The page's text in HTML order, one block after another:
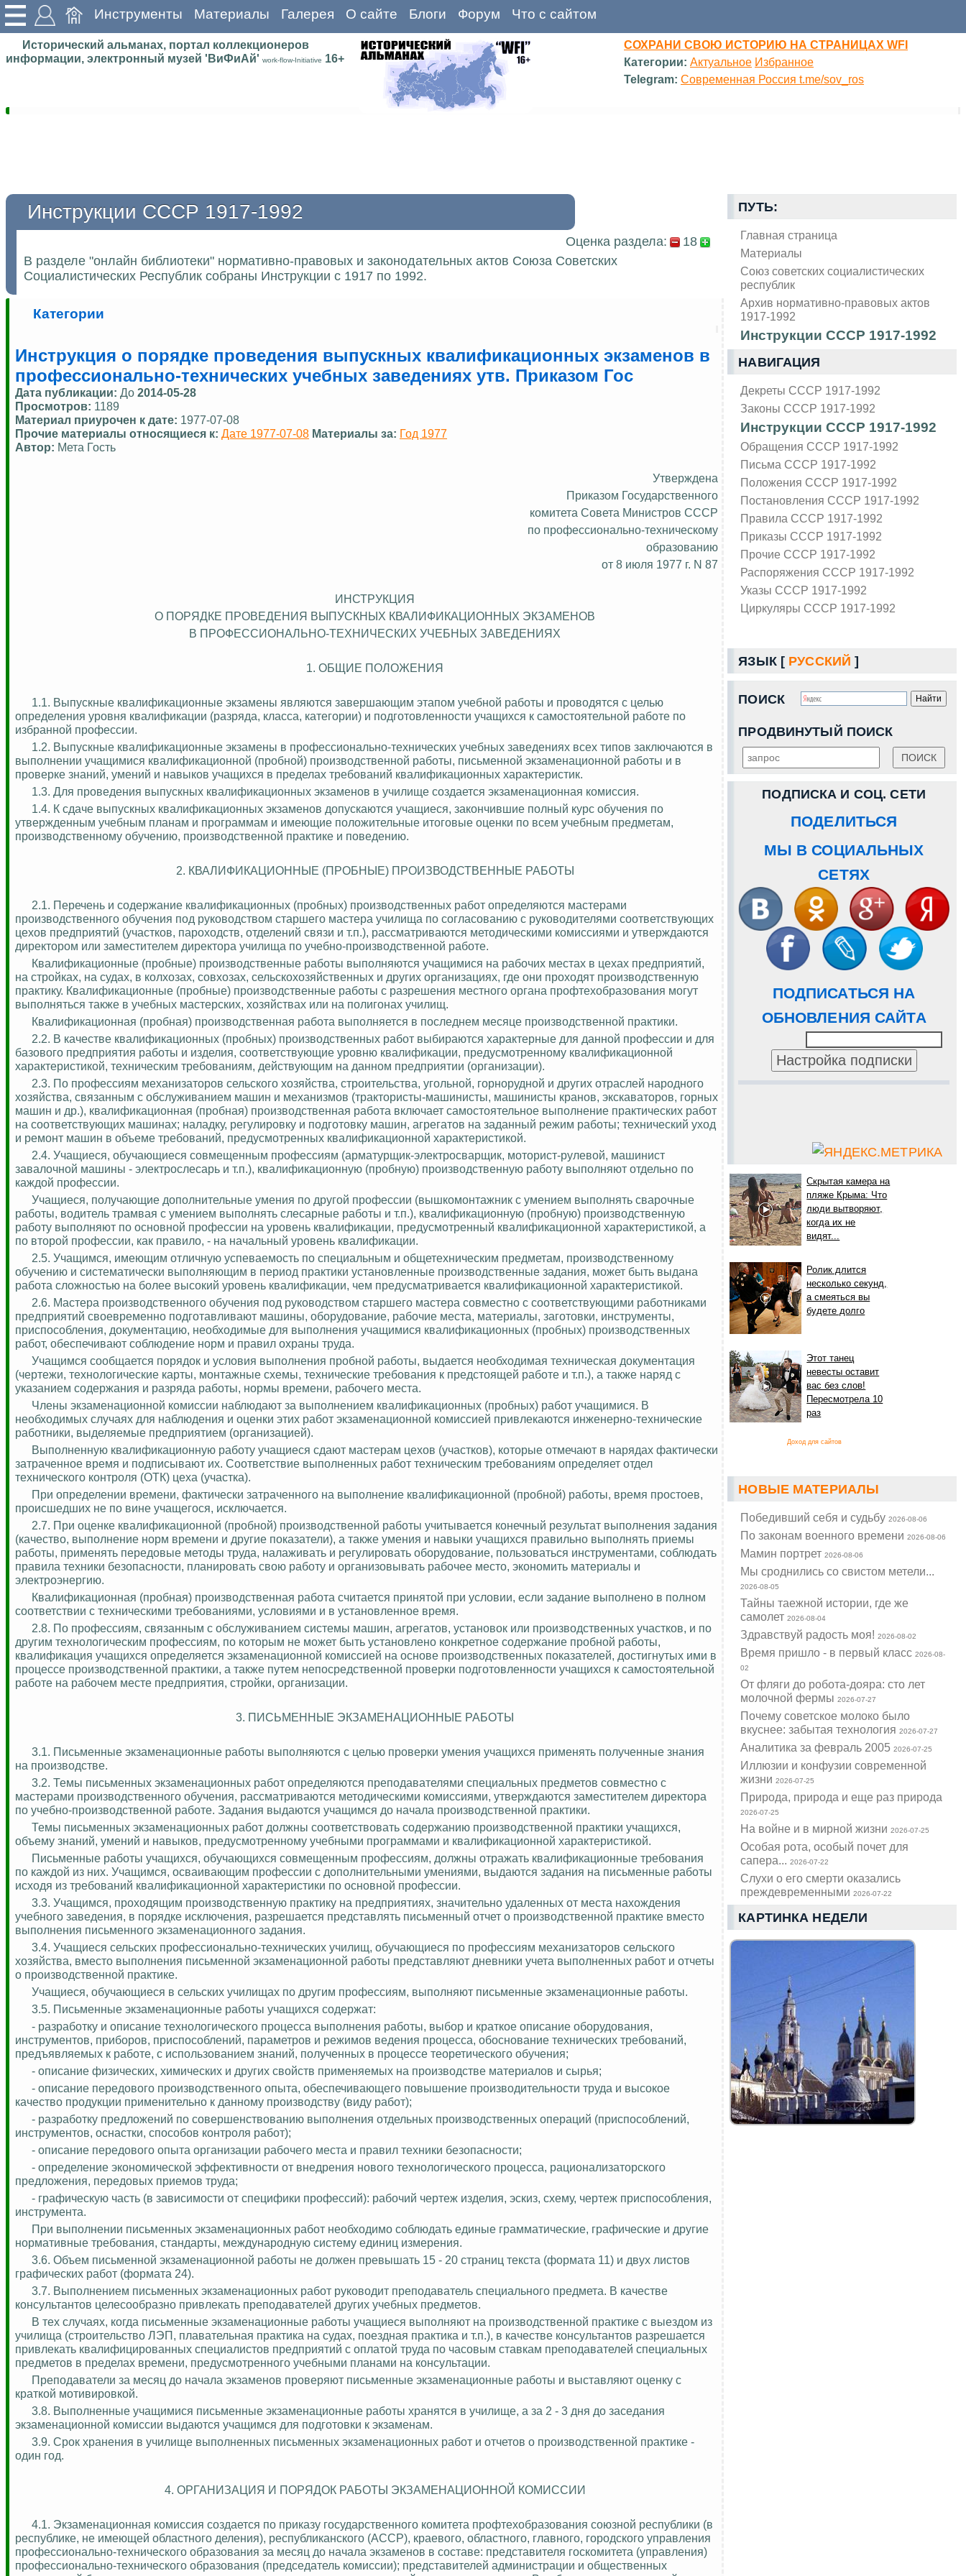
Инструменты Материалы Галерея О сайте Блоги Форум Что с сайтом
Исторический альманах, портал коллекционеров
информации, электронный музей 'ВиФиАй' work-flow-Initiative 16+
СОХРАНИ СВОЮ ИСТОРИЮ НА СТРАНИЦАХ WFI
Категории: Актуальное Избранное
Telegram: Современная Россия t.me/sov_ros
ПУТЬ:
Главная страница
Материалы
Союз советских социалистических
республик
Архив нормативно-правовых актов
1917-1992
Инструкции СССР 1917-1992
НАВИГАЦИЯ
Декреты СССР 1917-1992
Законы СССР 1917-1992
Инструкции СССР 1917-1992
Обращения СССР 1917-1992
Письма СССР 1917-1992
Положения СССР 1917-1992
Постановления СССР 1917-1992
Правила СССР 1917-1992
Приказы СССР 1917-1992
Прочие СССР 1917-1992
Распоряжения СССР 1917-1992
Указы СССР 1917-1992
Циркуляры СССР 1917-1992
ЯЗЫК [ РУССКИЙ ]
ПОИСК
ПРОДВИНУТЫЙ ПОИСК
ПОДПИСКА И СОЦ. СЕТИ
ПОДЕЛИТЬСЯ
МЫ В СОЦИАЛЬНЫХ
СЕТЯХ
ПОДПИСАТЬСЯ НА
ОБНОВЛЕНИЯ САЙТА
Скрытая камера на
пляже Крыма: Что
люди вытворяют,
когда их не
видят...
Ролик длится
несколько секунд,
а смеяться вы
будете долго
Этот танец
невесты оставит
вас без слов!
Пересмотрела 10
раз
Доход для сайтов
НОВЫЕ МАТЕРИАЛЫ
Победивший себя и судьбу2026-08-06
По законам военного времени2026-08-06
Мамин портрет2026-08-06
Мы сроднились со свистом метели...
2026-08-05
Тайны таежной истории, где же
самолет2026-08-04
Здравствуй радость моя!2026-08-02
Время пришло - в первый класс2026-08-
02
От фляги до робота-дояра: сто лет
молочной фермы2026-07-27
Почему советское молоко было
вкуснее: забытая технология2026-07-27
Аналитика за февраль 20052026-07-25
Иллюзии и конфузии современной
жизни2026-07-25
Природа, природа и еще раз природа
2026-07-25
На войне и в мирной жизни2026-07-25
Особая рота, особый почет для
сапера...2026-07-22
Слухи о его смерти оказались
преждевременными2026-07-22
КАРТИНКА НЕДЕЛИ
Инструкции СССР 1917-1992
Оценка раздела:
18
В разделе "онлайн библиотеки" нормативно-правовых и законодательных актов Союза Советских
Социалистических Республик собраны Инструкции с 1917 по 1992.
Категории
Инструкция о порядке проведения выпускных квалификационных экзаменов в
профессионально-технических учебных заведениях утв. Приказом Гос
Дата публикации: До 2014-05-28
Просмотров: 1189
Материал приурочен к дате: 1977-07-08
Прочие материалы относящиеся к: Дате 1977-07-08 Материалы за: Год 1977
Автор: Мета Гость
Утверждена
Приказом Государственного
комитета Совета Министров СССР
по профессионально-техническому
образованию
от 8 июля 1977 г. N 87
ИНСТРУКЦИЯ
О ПОРЯДКЕ ПРОВЕДЕНИЯ ВЫПУСКНЫХ КВАЛИФИКАЦИОННЫХ ЭКЗАМЕНОВ
В ПРОФЕССИОНАЛЬНО-ТЕХНИЧЕСКИХ УЧЕБНЫХ ЗАВЕДЕНИЯХ
1. ОБЩИЕ ПОЛОЖЕНИЯ
1.1. Выпускные квалификационные экзамены являются завершающим этапом учебной работы и проводятся с целью
определения уровня квалификации (разряда, класса, категории) и подготовленности учащихся к самостоятельной работе по
избранной профессии.
1.2. Выпускные квалификационные экзамены в профессионально-технических учебных заведениях всех типов заключаются в
выполнении учащимися квалификационной (пробной) производственной работы, письменной экзаменационной работы и в
проверке знаний, умений и навыков учащихся в пределах требований квалификационных характеристик.
1.3. Для проведения выпускных квалификационных экзаменов в училище создается экзаменационная комиссия.
1.4. К сдаче выпускных квалификационных экзаменов допускаются учащиеся, закончившие полный курс обучения по
утвержденным учебным планам и программам и имеющие положительные итоговые оценки по всем учебным предметам,
производственному обучению, производственной практике и поведению.
2. КВАЛИФИКАЦИОННЫЕ (ПРОБНЫЕ) ПРОИЗВОДСТВЕННЫЕ РАБОТЫ
2.1. Перечень и содержание квалификационных (пробных) производственных работ определяются мастерами
производственного обучения под руководством старшего мастера училища по согласованию с руководителями соответствующих
цехов предприятий (участков, пароходств, отделений связи и т.п.), рассматриваются методическими комиссиями и утверждаются
директором или заместителем директора училища по учебно-производственной работе.
Квалификационные (пробные) производственные работы выполняются учащимися на рабочих местах в цехах предприятий,
на стройках, на судах, в колхозах, совхозах, сельскохозяйственных и других организациях, где они проходят производственную
практику. Квалификационные (пробные) производственные работы с разрешения местного органа профтехобразования могут
выполняться также в учебных мастерских, хозяйствах или на полигонах училищ.
Квалификационная (пробная) производственная работа выполняется в последнем месяце производственной практики.
2.2. В качестве квалификационных (пробных) производственных работ выбираются характерные для данной профессии и для
базового предприятия работы и изделия, соответствующие уровню квалификации, предусмотренному квалификационной
характеристикой, техническим требованиям, действующим на данном предприятии (организации).
2.3. По профессиям механизаторов сельского хозяйства, строительства, угольной, горнорудной и других отраслей народного
хозяйства, связанным с обслуживанием машин и механизмов (трактористы-машинисты, машинисты кранов, экскаваторов, горных
машин и др.), квалификационная (пробная) производственная работа включает самостоятельное выполнение практических работ
на соответствующих машинах; наладку, регулировку и подготовку машин, агрегатов на заданный режим работы; технический уход
и ремонт машин в объеме требований, предусмотренных квалификационной характеристикой.
2.4. Учащиеся, обучающиеся совмещенным профессиям (арматурщик-электросварщик, моторист-рулевой, машинист
завалочной машины - электрослесарь и т.п.), квалификационную (пробную) производственную работу выполняют отдельно по
каждой профессии.
Учащиеся, получающие дополнительные умения по другой профессии (вышкомонтажник с умением выполнять сварочные
работы, водитель трамвая с умением выполнять слесарные работы и т.п.), квалификационную (пробную) производственную
работу выполняют по основной профессии на уровень квалификации, предусмотренный квалификационной характеристикой, а
по второй профессии, как правило, - на начальный уровень квалификации.
2.5. Учащимся, имеющим отличную успеваемость по специальным и общетехническим предметам, производственному
обучению и систематически выполняющим в период практики установленные производственные задания, может быть выдана
работа сложностью на более высокий уровень квалификации, чем предусматривается квалификационной характеристикой.
2.6. Мастера производственного обучения под руководством старшего мастера совместно с соответствующими работниками
предприятий своевременно подготавливают машины, оборудование, рабочие места, материалы, заготовки, инструменты,
приспособления, документацию, необходимые для выполнения учащимися квалификационных (пробных) производственных
работ, обеспечивают соблюдение норм и правил охраны труда.
Учащимся сообщается порядок и условия выполнения пробной работы, выдается необходимая техническая документация
(чертежи, технологические карты, монтажные схемы, технические требования к предстоящей работе и т.п.), а также наряд с
указанием содержания и разряда работы, нормы времени, рабочего места.
Члены экзаменационной комиссии наблюдают за выполнением квалификационных (пробных) работ учащимися. В
необходимых случаях для наблюдения и оценки этих работ экзаменационной комиссией привлекаются инженерно-технические
работники, выделяемые предприятием (организацией).
Выполненную квалификационную работу учащиеся сдают мастерам цехов (участков), которые отмечают в нарядах фактически
затраченное время и подписывают их. Соответствие выполненных работ техническим требованиям определяет отдел
технического контроля (ОТК) цеха (участка).
При определении времени, фактически затраченного на выполнение квалификационной (пробной) работы, время простоев,
происшедших не по вине учащегося, исключается.
2.7. При оценке квалификационной (пробной) производственной работы учитывается конечный результат выполнения задания
(качество, выполнение норм времени и другие показатели), а также умения и навыки учащихся правильно выполнять приемы
работы, применять передовые методы труда, налаживать и регулировать оборудование, пользоваться инструментами, соблюдать
правила техники безопасности, планировать свою работу и организовывать рабочее место, экономить материалы и
электроэнергию.
Квалификационная (пробная) производственная работа считается принятой при условии, если задание выполнено в полном
соответствии с техническими требованиями, условиями и в установленное время.
2.8. По профессиям, связанным с обслуживанием системы машин, агрегатов, установок или производственных участков, и по
другим технологическим профессиям, по которым не может быть установлено конкретное содержание пробной работы,
квалификация учащихся определяется экзаменационной комиссией на основе производственных показателей, достигнутых ими в
процессе производственной практики, а также путем непосредственной проверки подготовленности учащихся к самостоятельной
работе на рабочем месте предприятия, стройки, организации.
3. ПИСЬМЕННЫЕ ЭКЗАМЕНАЦИОННЫЕ РАБОТЫ
3.1. Письменные экзаменационные работы выполняются с целью проверки умения учащихся применять полученные знания
на производстве.
3.2. Темы письменных экзаменационных работ определяются преподавателями специальных предметов совместно с
мастерами производственного обучения, рассматриваются методическими комиссиями, утверждаются заместителем директора
по учебно-производственной работе. Задания выдаются учащимся до начала производственной практики.
Темы письменных экзаменационных работ должны соответствовать содержанию производственной практики учащихся,
объему знаний, умений и навыков, предусмотренному учебными программами и квалификационной характеристикой.
Письменные работы учащихся, обучающихся совмещенным профессиям, должны отражать квалификационные требования
по каждой из них. Учащимся, осваивающим профессии с дополнительными умениями, выдаются задания на письменные работы
исходя из требований квалификационной характеристики по основной профессии.
3.3. Учащимся, проходящим производственную практику на предприятиях, значительно удаленных от места нахождения
учебного заведения, в порядке исключения, разрешается представлять письменный отчет о производственной практике вместо
выполнения письменного экзаменационного задания.
3.4. Учащиеся сельских профессионально-технических училищ, обучающиеся по профессиям механизаторов сельского
хозяйства, вместо выполнения письменной экзаменационной работы представляют дневники учета выполненных работ и отчеты
о производственной практике.
Учащиеся, обучающиеся в сельских училищах по другим профессиям, выполняют письменные экзаменационные работы.
3.5. Письменные экзаменационные работы учащихся содержат:
- разработку и описание технологического процесса выполнения работы, выбор и краткое описание оборудования,
инструментов, приборов, приспособлений, параметров и режимов ведения процесса, обоснование технических требований,
предъявляемых к работе, с использованием знаний, полученных в процессе теоретического обучения;
- описание физических, химических и других свойств применяемых на производстве материалов и сырья;
- описание передового производственного опыта, обеспечивающего повышение производительности труда и высокое
качество продукции применительно к данному производству (виду работ);
- разработку предложений по совершенствованию выполнения отдельных производственных операций (приспособлений,
инструментов, оснастки, способов контроля работ);
- описание передового опыта организации рабочего места и правил техники безопасности;
- определение экономической эффективности от внедрения нового технологического процесса, рационализаторского
предложения, передовых приемов труда;
- графическую часть (в зависимости от специфики профессий): рабочий чертеж изделия, эскиз, схему, чертеж приспособления,
инструмента.
При выполнении письменных экзаменационных работ необходимо соблюдать единые грамматические, графические и другие
нормативные требования, стандарты, международную систему единиц измерения.
3.6. Объем письменной экзаменационной работы не должен превышать 15 - 20 страниц текста (формата 11) и двух листов
графических работ (формата 24).
3.7. Выполнением письменных экзаменационных работ руководит преподаватель специального предмета. В качестве
консультантов целесообразно привлекать преподавателей других учебных предметов.
В тех случаях, когда письменные экзаменационные работы учащиеся выполняют на производственной практике с выездом из
училища (строительство ЛЭП, плавательная практика на судах, поездная практика и т.п.), в качестве консультантов разрешается
привлекать квалифицированных специалистов предприятий с оплатой труда по часовым ставкам преподавателей специальных
предметов в пределах времени, предусмотренного учебными планами на консультации.
Преподаватели за месяц до начала экзаменов проверяют письменные экзаменационные работы и выставляют оценку с
краткой мотивировкой.
3.8. Выполненные учащимися письменные экзаменационные работы хранятся в училище, а за 2 - 3 дня до заседания
экзаменационной комиссии выдаются учащимся для подготовки к экзаменам.
3.9. Срок хранения в училище выполненных письменных экзаменационных работ и отчетов о производственной практике -
один год.
4. ОРГАНИЗАЦИЯ И ПОРЯДОК РАБОТЫ ЭКЗАМЕНАЦИОННОЙ КОМИССИИ
4.1. Экзаменационная комиссия создается по приказу государственного комитета профтехобразования союзной республики (в
республике, не имеющей областного деления), республиканского (АССР), краевого, областного, главного, городского управления
профессионально-технического образования за месяц до начала экзаменов в составе: представителя госкомитета (управления)
профессионально-технического образования (председатель комиссии); представителей администрации и общественных